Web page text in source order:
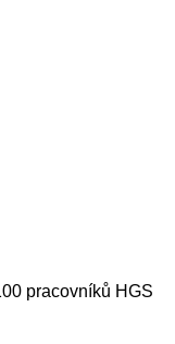
pracovníků HGS